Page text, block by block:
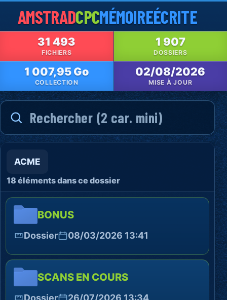
AMSTRADCPCMÉMOIREÉCRITE
31 493
FICHIERS
1 907
DOSSIERS
1 007,95 Go
COLLECTION
02/08/2026
MISE À JOUR
ACME
18 éléments dans ce dossier
BONUS
Dossier 08/03/2026 13:41
SCANS EN COURS
Dossier 26/07/2026 13:34